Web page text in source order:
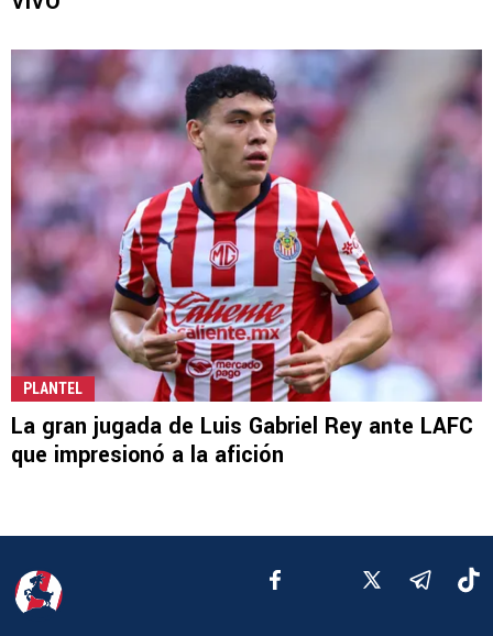
PLANTEL
La gran jugada de Luis Gabriel Rey ante LAFC
que impresionó a la afición